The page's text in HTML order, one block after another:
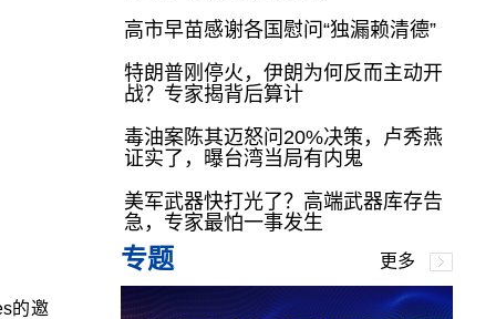
的邀
高市早苗感谢各国慰问“独漏赖清德”
特朗普刚停火，伊朗为何反而主动开
战？专家揭背后算计
毒油案陈其迈怒问20%决策，卢秀燕
证实了，曝台湾当局有内鬼
美军武器快打光了？高端武器库存告
急，专家最怕一事发生
专题 更多